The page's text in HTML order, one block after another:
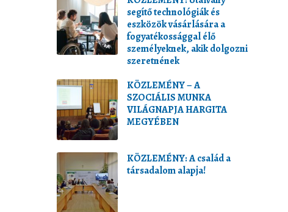
segítő technológiák és
eszközök vásárlására a
fogyatékossággal élő
személyeknek, akik dolgozni
szeretnének
KÖZLEMÉNY – A
SZOCIÁLIS MUNKA
VILÁGNAPJA HARGITA
MEGYÉBEN
KÖZLEMÉNY: A család a
társadalom alapja!